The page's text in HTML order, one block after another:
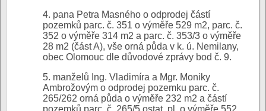
4. pana Petra Masného o odprodej částí
pozemků parc. č. 351 o výměře 529 m2, parc. č.
352 o výměře 314 m2 a parc. č. 353/3 o výměře
28 m2 (část A), vše orná půda v k. ú. Nemilany,
obec Olomouc dle důvodové zprávy bod č. 9.
5. manželů Ing. Vladimíra a Mgr. Moniky
Ambrožovým o odprodej pozemku parc. č.
265/262 orná půda o výměře 232 m2 a částí
pozemků parc. č. 265/5 ostat. pl. o výměře 552